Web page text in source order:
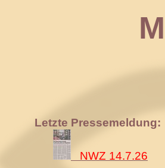
Letzte Pressemeldung:
NWZ 14.7.26